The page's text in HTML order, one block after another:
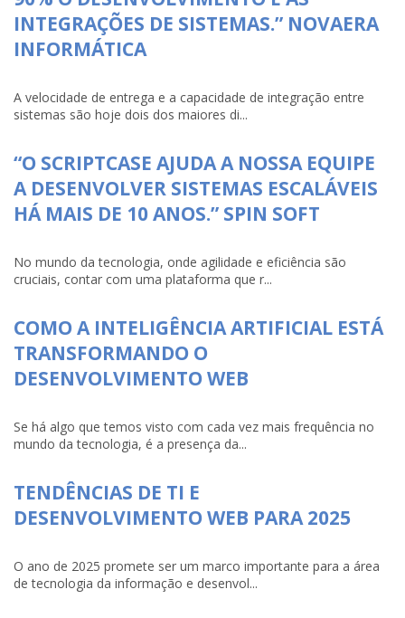
INTEGRAÇÕES DE SISTEMAS.” NOVAERA
INFORMÁTICA
A velocidade de entrega e a capacidade de integração entre
sistemas são hoje dois dos maiores di...
“O SCRIPTCASE AJUDA A NOSSA EQUIPE
A DESENVOLVER SISTEMAS ESCALÁVEIS
HÁ MAIS DE 10 ANOS.” SPIN SOFT
No mundo da tecnologia, onde agilidade e eficiência são
cruciais, contar com uma plataforma que r...
COMO A INTELIGÊNCIA ARTIFICIAL ESTÁ
TRANSFORMANDO O
DESENVOLVIMENTO WEB
Se há algo que temos visto com cada vez mais frequência no
mundo da tecnologia, é a presença da...
TENDÊNCIAS DE TI E
DESENVOLVIMENTO WEB PARA 2025
O ano de 2025 promete ser um marco importante para a área
de tecnologia da informação e desenvol...